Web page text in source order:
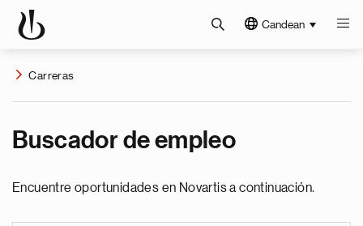
Candean
Carreras
Buscador de empleo
Encuentre oportunidades en Novartis a continuación.